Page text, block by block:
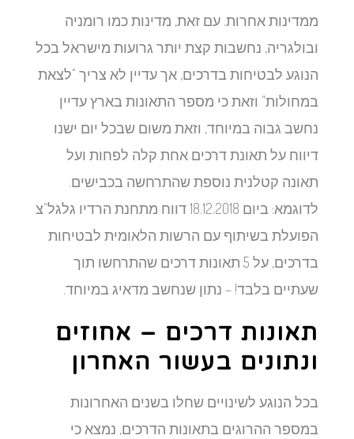
ממדינות אחרות. עם זאת, מדינות כמו רומניה
ובולגריה, נחשבות קצת יותר גרועות מישראל בכל
הנוגע לבטיחות בדרכים, אך עדיין לא צריך "לצאת
במחולות" וזאת כי מספר התאונות בארץ עדיין
נחשב גבוה במיוחד, וזאת משום שבכל יום ישנו
דיווח על תאונת דרכים אחת קלה לפחות ועל
תאונה קטלנית נוספת שהתרחשה בכבישים.
לדוגמא: ביום 18.12.2018 דווח מתחנת הרדיו גלגל"צ
הפועלת בשיתוף עם הרשות הלאומית לבטיחות
בדרכים, על 5 תאונות דרכים שהתרחשו תוך
שעתיים בלבד! – נתון שנחשב מדאיג במיוחד.
תאונות דרכים – אחוזים
ונתונים בעשור האחרון
בכל הנוגע לשינויים שחלו בשנים האחרונות
במספר ההרוגים בתאונות הדרכים, נמצא כי